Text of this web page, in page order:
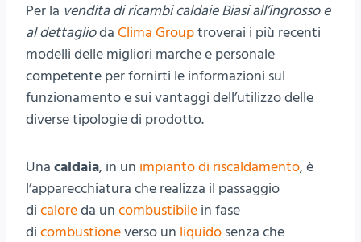
Per la vendita di ricambi caldaie Biasi all’ingrosso e
al dettaglioda Clima Grouptroverai i più recenti
modelli delle migliori marche e personale
competente per fornirti le informazioni sul
funzionamento e sui vantaggi dell’utilizzo delle
diverse tipologie di prodotto.
Una caldaia, in un impianto di riscaldamento, è
l’apparecchiatura che realizza il passaggio
di caloreda un combustibile in fase
di combustioneverso un liquido senza che